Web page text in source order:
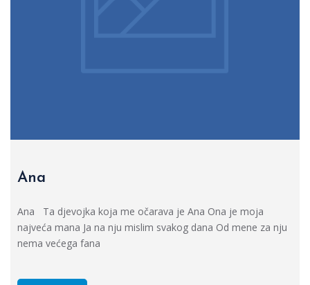
Ana
Ana Ta djevojka koja me očarava je Ana Ona je moja
najveća mana Ja na nju mislim svakog dana Od mene za nju
nema većega fana